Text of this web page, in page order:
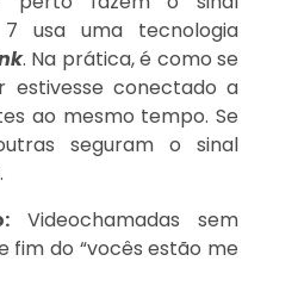
usa uma tecnologia
. Na prática, é como se
estivesse conectado a
ao mesmo tempo. Se
seguram o sinal
Videochamadas sem
fim do “vocês estão me